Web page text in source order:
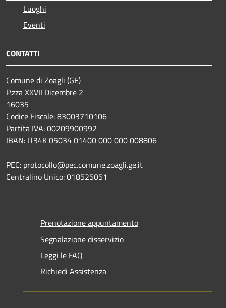
Luoghi
Eventi
CONTATTI
Comune di Zoagli (GE)
P.zza XXVII Dicembre 2
16035
Codice Fiscale: 83003710106
Partita IVA: 00209900992
IBAN: IT34K 05034 01400 000 000 008806
PEC: protocollo@pec.comune.zoagli.ge.it
Centralino Unico: 018525051
Prenotazione appuntamento
Segnalazione disservizio
Leggi le FAQ
Richiedi Assistenza